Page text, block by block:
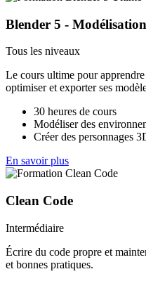
Blender 5 -
Tous les niveaux
Le cours ultime pour
optimiser et exporter ses
30 heures de cours
Modéliser des
Créer des personnages
En savoir plus
Clean Code
Intermédiaire
Écrire du code propre et
et bonnes pratiques.